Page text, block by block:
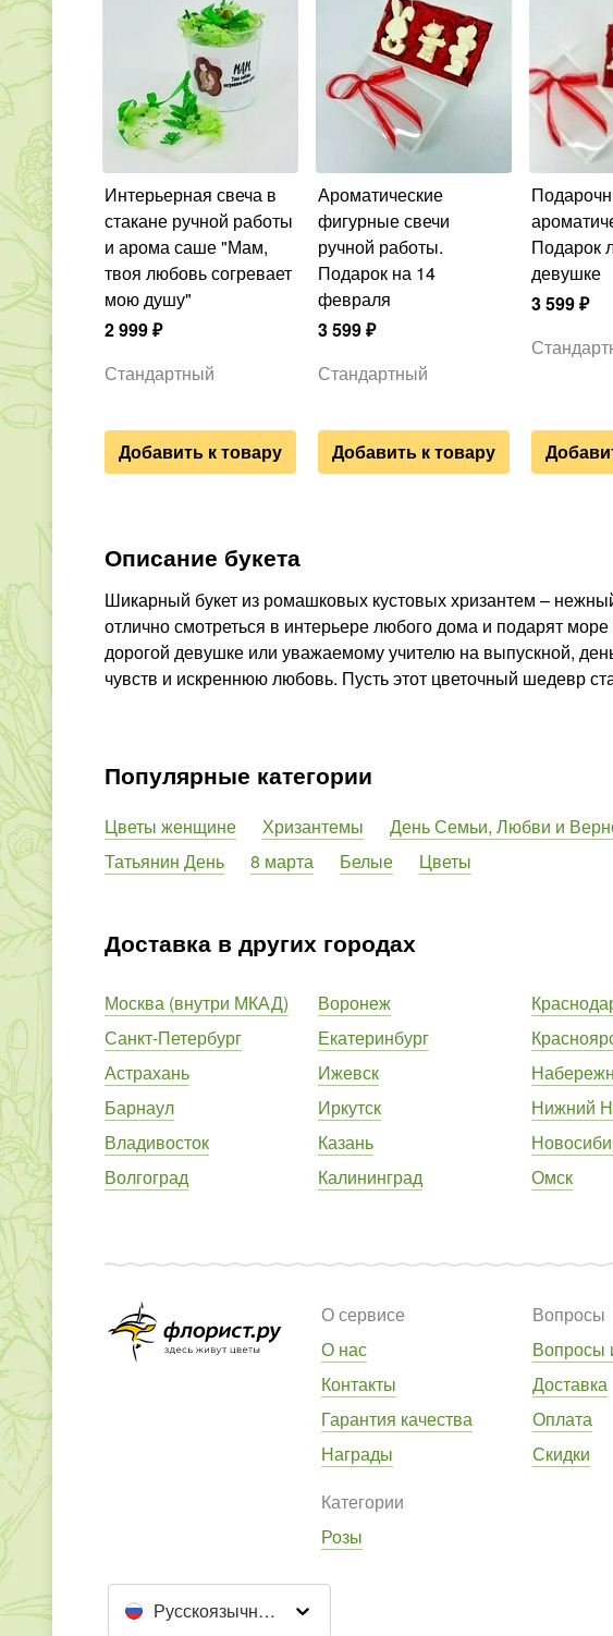
Интерьерная свеча в
стакане ручной работы
и арома саше "Мам,
твоя любовь согревает
мою душу"
2 999₽
Стандартный
Добавить к товару
Ароматические
фигурные свечи
ручной работы.
Подарок на 14
февраля
3 599₽
Стандартный
Добавить к товару
Подарочный набор
Подарок
девушке
3 599₽
Описание букета
Шикарный букет из ромашковых кустовых хризантем –
отлично смотреться в интерьере любого дома и подарят
дорогой девушке или уважаемому учителю на выпускной,
чувств и искреннюю любовь. Пусть этот цветочный шедевр
Популярные категории
Цветы женщине Хризантемы День Семьи, Любви и
Татьянин День
8 марта Белые Цветы
Доставка в других городах
Москва (внутри МКАД)
Санкт-Петербург
Астрахань
Барнаул
Владивосток
Волгоград
Воронеж
Екатеринбург
Ижевск
Иркутск
Казань
Калининград
Нижний
Омск
О сервисе
О нас
Контакты
Гарантия качества
Награды
Вопросы
Вопросы
Доставка
Оплата
Скидки
Категории
Розы
Русскоязычный сайт